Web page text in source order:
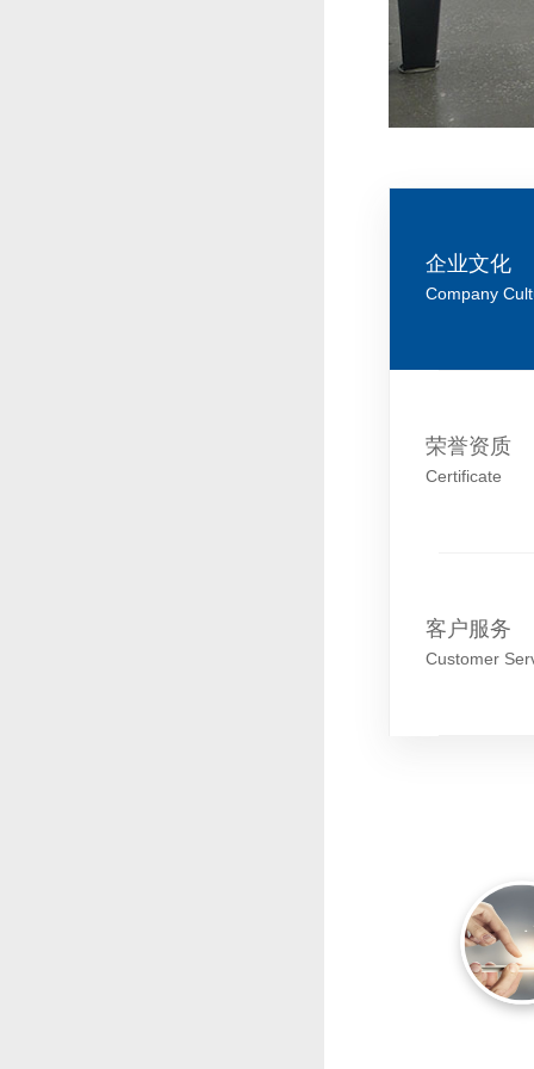
企业文化
Company
荣誉资质
Certificate
客户服务
Customer